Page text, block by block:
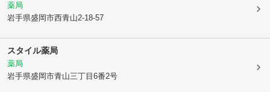
薬局
岩手県盛岡市西青山2-18-57
スタイル薬局
薬局
岩手県盛岡市青山三丁目6番2号